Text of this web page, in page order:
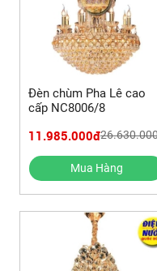
Đèn chùm Pha Lê cao
cấp NC8006/8
11.985.000đ
Mua Hàng